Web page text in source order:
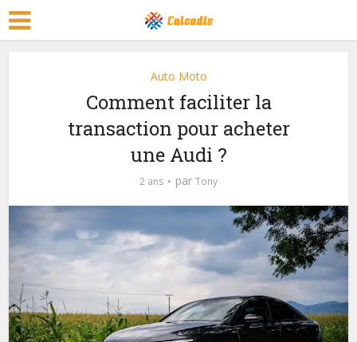
Auto Moto
Comment faciliter la
transaction pour acheter
une Audi ?
2 ans par Tony